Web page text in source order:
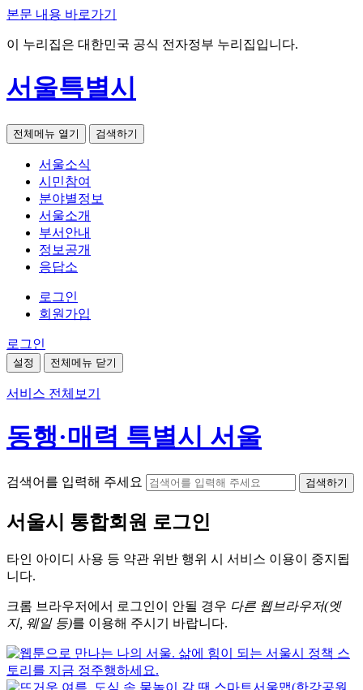
본문 내용 바로가기
이 누리집은 대한민국 공식 전자정부 누리집입니다.
서울특별시
전체메뉴 열기 검색하기
서울소식
시민참여
분야별정보
서울소개
부서안내
정보공개
응답소
로그인
회원가입
로그인
설정 전체메뉴 닫기
서비스 전체보기
동행·매력 특별시 서울
검색어를 입력해 주세요 검색하기
서울시 통합회원 로그인
타인 아이디 사용 등 약관 위반 행위 시 서비스 이용이 중지됩
니다.
크롬 브라우저에서 로그인이 안될 경우 다른 웹브라우저(엣
지, 웨일 등)를 이용해 주시기 바랍니다.